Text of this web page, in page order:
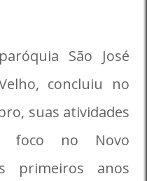
São José
concluiu no
suas atividades
foco no Novo
primeiros anos